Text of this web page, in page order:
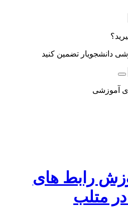
دانشجویار تضمین کنید
رابط های